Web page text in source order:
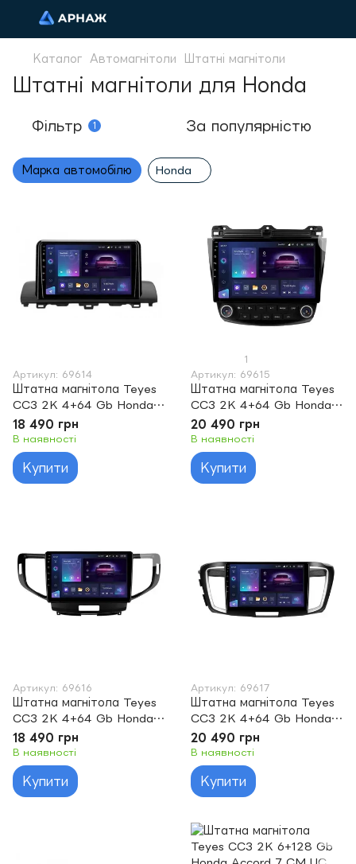
Каталог Автомагнітоли Штатні магнітоли
Штатні магнітоли для Honda
Фільтр 1 За популярністю
Марка автомобілю Honda
Артикул: 69614
Штатна магнітола Teyes
CC3 2K 4+64 Gb Honda
Accord 10 CV X 2017 -
2021 9"
18 490 грн
В наявності
Купити
1
Артикул: 69615
Штатна магнітола Teyes
CC3 2K 4+64 Gb Honda
Accord 7 CM UC CL
2005-2008 10"
20 490 грн
В наявності
Купити
Артикул: 69616
Штатна магнітола Teyes
CC3 2K 4+64 Gb Honda
Accord 8 2008-2012 9"
18 490 грн
В наявності
Купити
Артикул: 69617
Штатна магнітола Teyes
CC3 2K 4+64 Gb Honda
Accord 9 CR 2012-2018
10"
20 490 грн
В наявності
Купити